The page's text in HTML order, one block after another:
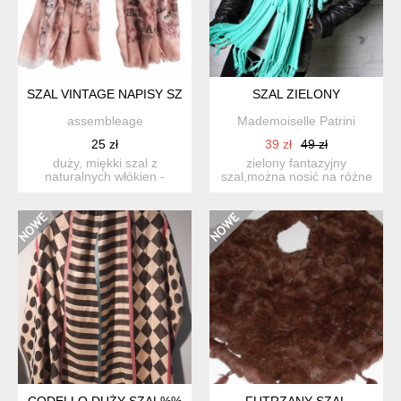
SZAL VINTAGE NAPISY SZALIK APASZKA CHUSTA BAWEŁNA
assembleage
25 zł
duży, miękki szal z
naturalnych włókien -
SZAL ZIELONY
Mademoiselle Patrini
39 zł
49 zł
zielony fantazyjny
szal,można nosić na różne